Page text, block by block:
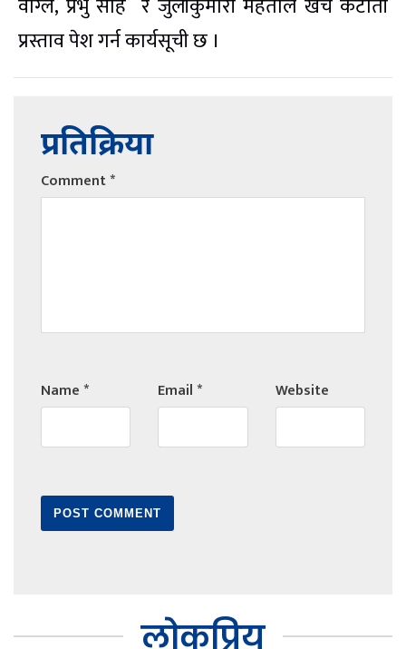
वाग्ले, प्रभु साह र जुलीकुमारी महतोले खर्च कटौती
प्रस्ताव पेश गर्न कार्यसूची छ ।
प्रतिक्रिया
Comment*
Name* Email* Website
लोकप्रिय